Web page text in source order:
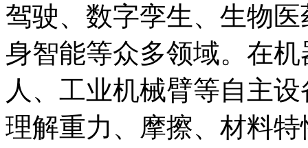
驾驶、数字孪生、生物
身智能等众多领域。在
人、工业机械臂等自主
理解重力、摩擦、材料